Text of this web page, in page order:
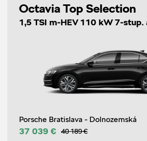
Octavia Top Selection
1,5 TSI m-HEV 110 kW 7-stup.
Porsche Bratislava - Dolnozemská
37 039 € 40 189 €